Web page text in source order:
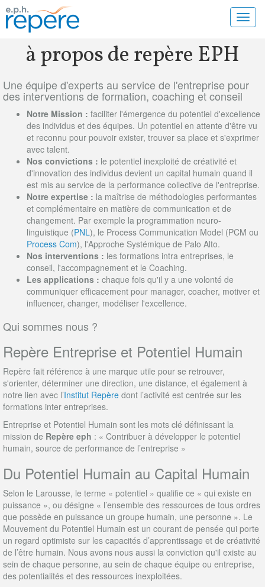
à propos de repère EPH
Une équipe d'experts au service de l'entreprise pour
des interventions de formation, coaching et conseil
Notre Mission : faciliter l'émergence du potentiel d'excellence
des individus et des équipes. Un potentiel en attente d'être vu
et reconnu pour pouvoir exister, trouver sa place et s'exprimer
avec talent.
Nos convictions : le potentiel inexploité de créativité et
d'innovation des individus devient un capital humain quand il
est mis au service de la performance collective de l'entreprise.
Notre expertise : la maîtrise de méthodologies performantes
et complémentaire en matière de communication et de
changement. Par exemple la programmation neuro-
linguistique (PNL), le Process Communication Model (PCM ou
Process Com), l'Approche Systémique de Palo Alto.
Nos interventions : les formations intra entreprises, le
conseil, l'accompagnement et le Coaching.
Les applications : chaque fois qu'il y a une volonté de
communiquer efficacement pour manager, coacher, motiver et
influencer, changer, modéliser l'excellence.
Qui sommes nous ?
Repère Entreprise et Potentiel Humain
Repère fait référence à une marque utile pour se retrouver,
s'orienter, déterminer une direction, une distance, et également à
notre lien avec l’Institut Repère dont l’activité est centrée sur les
formations inter entreprises.
Entreprise et Potentiel Humain sont les mots clé définissant la
mission de Repère eph : « Contribuer à développer le potentiel
humain, source de performance de l’entreprise »
Du Potentiel Humain au Capital Humain
Selon le Larousse, le terme « potentiel » qualifie ce « qui existe en
puissance », ou désigne « l’ensemble des ressources de tous ordres
que possède en puissance un groupe humain, une personne ». Le
Mouvement du Potentiel Humain est un courant de pensée qui porte
un regard optimiste sur les capacités d’apprentissage et de créativité
de l’être humain. Nous avons nous aussi la conviction qu'il existe au
sein de chaque personne, au sein de chaque équipe ou entreprise,
des potentialités et des ressources inexploitées.